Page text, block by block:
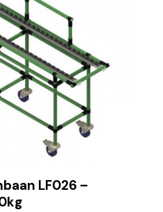
LF026 –